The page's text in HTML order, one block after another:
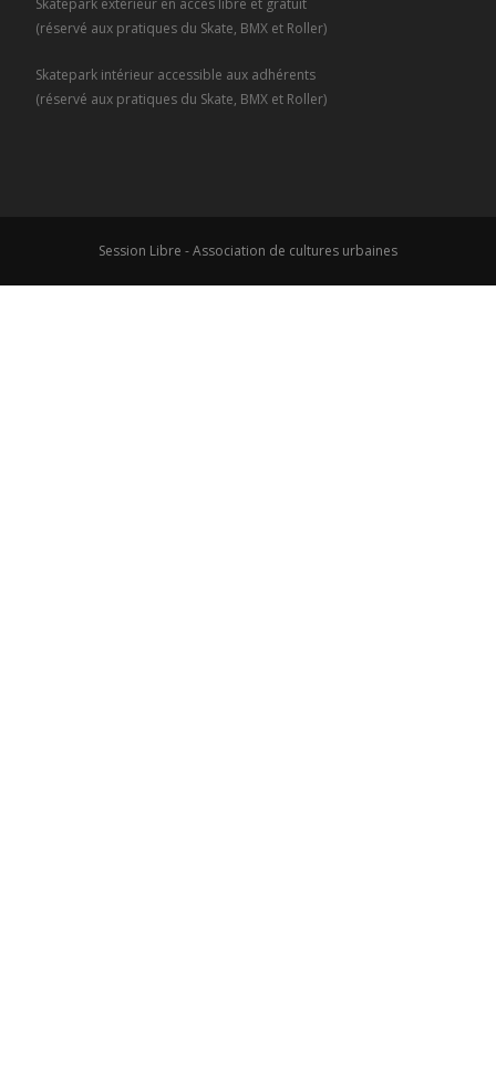
(réservé aux pratiques du Skate, BMX et Roller)
Skatepark intérieur accessible aux adhérents
(réservé aux pratiques du Skate, BMX et Roller)
Session Libre - Association de cultures urbaines